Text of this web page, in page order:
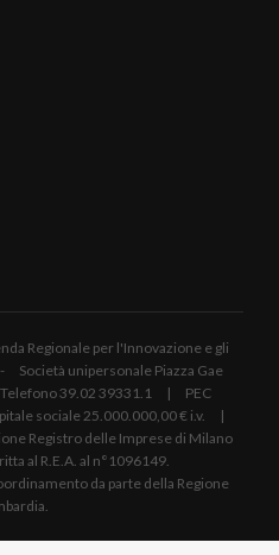
Regionale per l'Innovazione e gli
unipersonale Piazza Gae
39.02 39331.1 | PEC
sociale 25.000.000,00 € i.v. |
Registro delle Imprese di Milano
al R.E.A. al n°1096149.
da parte della Regione